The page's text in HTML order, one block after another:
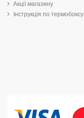
Акції магазину
Інструкція по термобоксу